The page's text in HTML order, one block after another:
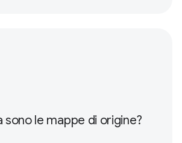
sono le mappe di origine?